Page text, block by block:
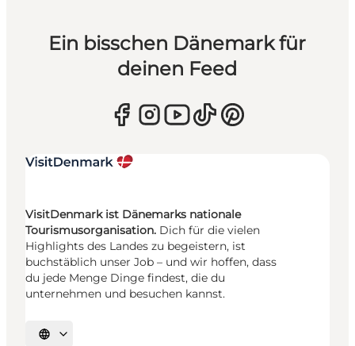
Ein bisschen Dänemark für
deinen Feed
VisitDenmark ist Dänemarks nationale
Tourismusorganisation. Dich für die vielen
Highlights des Landes zu begeistern, ist
buchstäblich unser Job – und wir hoffen, dass
du jede Menge Dinge findest, die du
unternehmen und besuchen kannst.
Sprache auswählen